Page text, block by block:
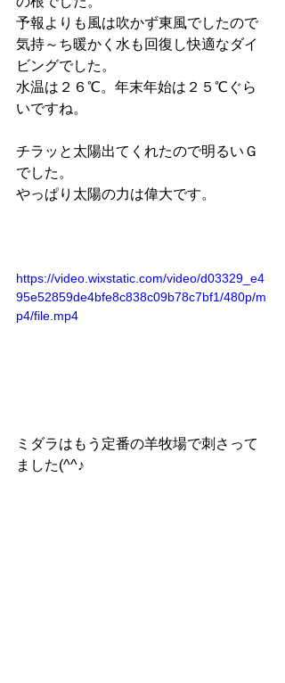
予報よりも風は吹かず東風でしたので
気持～ち暖かく水も回復し快適なダイ
ビングでした。
水温は２６℃。年末年始は２５℃ぐら
いですね。
チラッと太陽出てくれたので明るいＧ
でした。
やっぱり太陽の力は偉大です。
https://video.wixstatic.com/video/d03329_e4
95e52859de4bfe8c838c09b78c7bf1/480p/m
p4/file.mp4
ミダラはもう定番の羊牧場で刺さって
ました(^^♪